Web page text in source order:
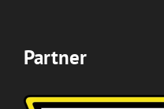
Partner